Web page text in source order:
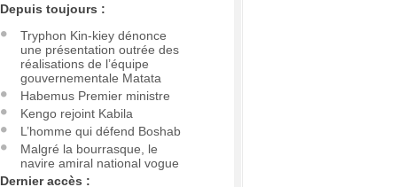
Depuis toujours :
Tryphon Kin-kiey dénonce
une présentation outrée des
réalisations de l’équipe
gouvernementale Matata
Habemus Premier ministre
Kengo rejoint Kabila
L’homme qui défend Boshab
Malgré la bourrasque, le
navire amiral national vogue
Dernier accès :